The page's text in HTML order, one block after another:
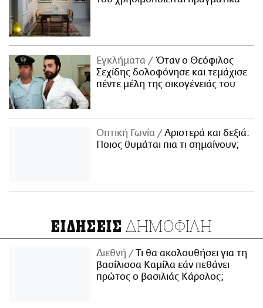
Εγκλήματα
Όταν ο Θεόφιλος
Σεχίδης δολοφόνησε και τεμάχισε
πέντε μέλη της οικογένειάς του
Οπτική Γωνία
Αριστερά και δεξιά:
Ποιος θυμάται πια τι σημαίνουν;
ΕΙΔΗΣΕΙΣ ΔΗΜΟΦΙΛΗ
Διεθνή
Τι θα ακολουθήσει για τη
βασίλισσα Καμίλα εάν πεθάνει
πρώτος ο βασιλιάς Κάρολος;